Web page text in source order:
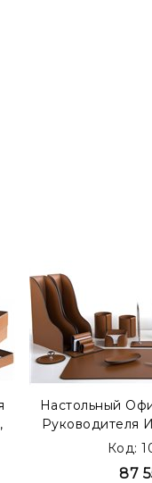
Настольный
Руководителя
17
Код:
87